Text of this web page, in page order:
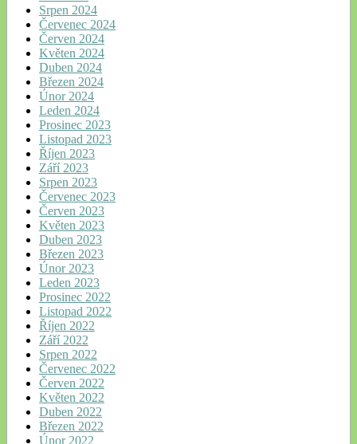
Srpen 2024
Červenec 2024
Červen 2024
Květen 2024
Duben 2024
Březen 2024
Únor 2024
Leden 2024
Prosinec 2023
Listopad 2023
Říjen 2023
Září 2023
Srpen 2023
Červenec 2023
Červen 2023
Květen 2023
Duben 2023
Březen 2023
Únor 2023
Leden 2023
Prosinec 2022
Listopad 2022
Říjen 2022
Září 2022
Srpen 2022
Červenec 2022
Červen 2022
Květen 2022
Duben 2022
Březen 2022
Únor 2022